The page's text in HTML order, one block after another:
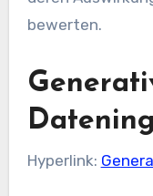
bewerten.
Hyperlink: